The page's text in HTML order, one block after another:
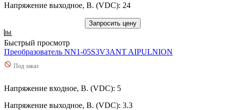
Напряжение выходное, В. (VDC): 24
Запросить цену
Быстрый просмотр
Преобразователь NN1-05S3V3ANT AIPULNION
Под заказ
Напряжение входное, В. (VDC): 5
Напряжение выходное, В. (VDC): 3.3